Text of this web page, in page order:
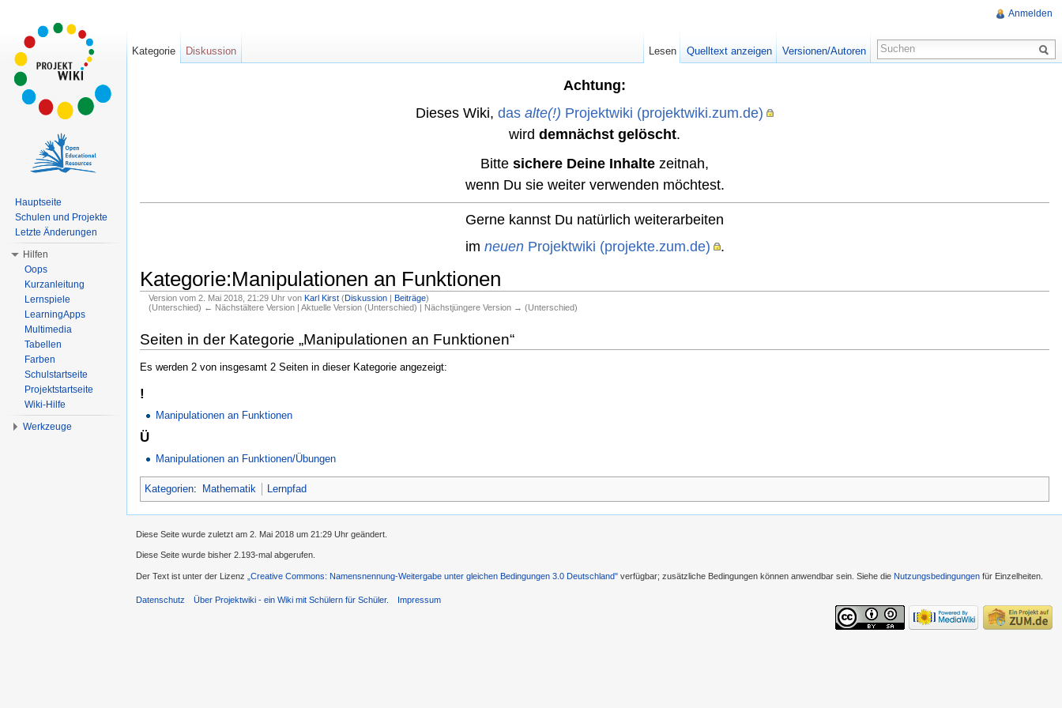
Achtung:
Dieses Wiki, das alte(!) Projektwiki (projektwiki.zum.de)
wird demnächst gelöscht.
Bitte sichere Deine Inhalte zeitnah,
wenn Du sie weiter verwenden möchtest.
Gerne kannst Du natürlich weiterarbeiten
im neuenProjektwiki (projekte.zum.de) .
Kategorie:Manipulationen an Funktionen
Version vom 2. Mai 2018, 21:29 Uhr von Karl Kirst (Diskussion| Beiträge)
(Unterschied) ← Nächstältere Version | Aktuelle Version (Unterschied) | Nächstjüngere Version → (Unterschied)
Seiten in der Kategorie „Manipulationen an Funktionen“
Es werden 2 von insgesamt 2 Seiten in dieser Kategorie angezeigt:
!
Manipulationen an Funktionen
Ü
Manipulationen an Funktionen/Übungen
Kategorien: Mathematik Lernpfad
Anmelden
Kategorie Diskussion Lesen Quelltext anzeigen Versionen/Autoren
Hauptseite
Schulen und Projekte
Letzte Änderungen
Hilfen
Oops
Kurzanleitung
Lernspiele
LearningApps
Multimedia
Tabellen
Farben
Schulstartseite
Projektstartseite
Wiki-Hilfe
Werkzeuge
Diese Seite wurde zuletzt am 2. Mai 2018 um 21:29 Uhr geändert.
Diese Seite wurde bisher 2.193-mal abgerufen.
Der Text ist unter der Lizenz „Creative Commons: Namensnennung-Weitergabe unter gleichen Bedingungen 3.0 Deutschland" verfügbar; zusätzliche Bedingungen können anwendbar sein. Siehe die Nutzungsbedingungen für Einzelheiten.
Datenschutz Über Projektwiki - ein Wiki mit Schülern für Schüler. Impressum